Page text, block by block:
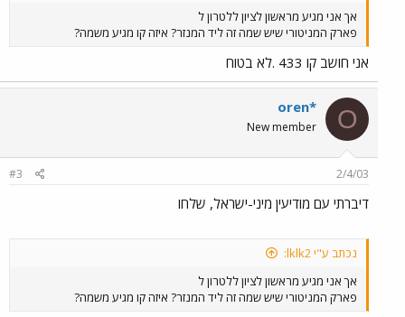
אך אני מגיע מראשון לציון ללטרון ל
פארק המניטורי שיש שמה זה ליד המנזר? איזה קו מגיע משמה?
אני חושב קו 433 .לא בטוח
O
oren*
New member
2/4/03
#3
דיברתי עם מודיעין מיני-ישראל, שלחו
נכתב ע"י lklk2:
אך אני מגיע מראשון לציון ללטרון ל
פארק המניטורי שיש שמה זה ליד המנזר? איזה קו מגיע משמה?